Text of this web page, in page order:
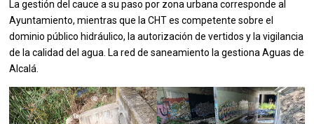
La gestión del cauce a su paso por zona urbana corresponde al
Ayuntamiento, mientras que la CHT es competente sobre el
dominio público hidráulico, la autorización de vertidos y la vigilancia
de la calidad del agua. La red de saneamiento la gestiona Aguas de
Alcalá.